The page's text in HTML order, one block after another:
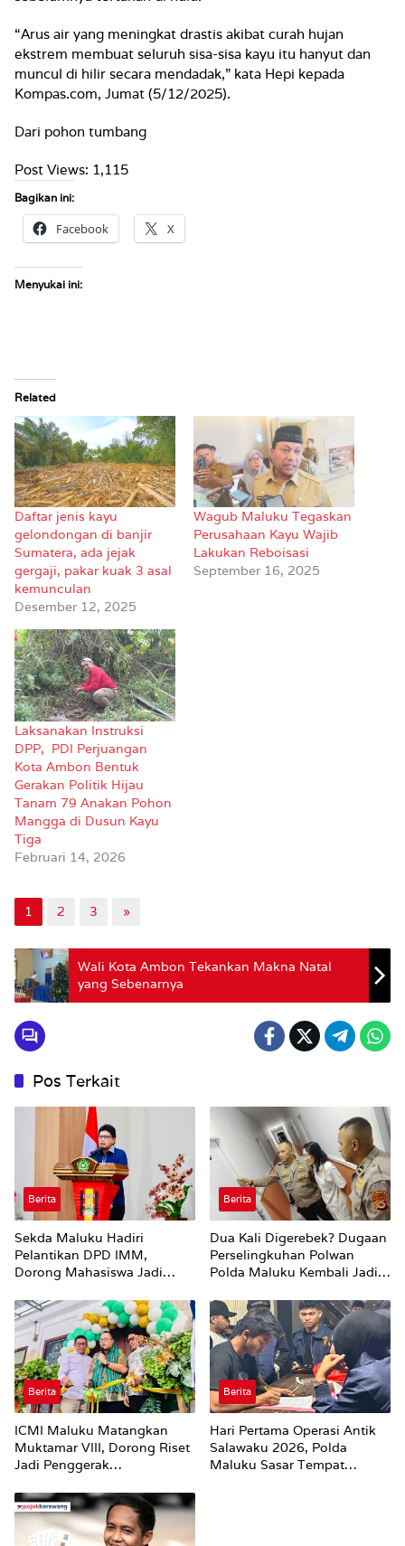
“Arus air yang meningkat drastis akibat curah hujan
ekstrem membuat seluruh sisa-sisa kayu itu hanyut dan
muncul di hilir secara mendadak,” kata Hepi kepada
Kompas.com, Jumat (5/12/2025).
Dari pohon tumbang
Post Views: 1,115
Bagikan ini:
Facebook X
Menyukai ini:
Related
Daftar jenis kayu
gelondongan di banjir
Sumatera, ada jejak
gergaji, pakar kuak 3 asal
kemunculan
Desember 12, 2025
Wagub Maluku Tegaskan
Perusahaan Kayu Wajib
Lakukan Reboisasi
September 16, 2025
Laksanakan Instruksi
DPP, PDI Perjuangan
Kota Ambon Bentuk
Gerakan Politik Hijau
Tanam 79 Anakan Pohon
Mangga di Dusun Kayu
Tiga
Februari 14, 2026
1 2 3 »
Wali Kota Ambon Tekankan Makna Natal
yang Sebenarnya
Pos Terkait
Berita
Sekda Maluku Hadiri
Pelantikan DPD IMM,
Dorong Mahasiswa Jadi
Strategis Pemerintah
Berita
Dua Kali Digerebek? Dugaan
Perselingkuhan Polwan
Polda Maluku Kembali Jadi
Berita
ICMI Maluku Matangkan
Muktamar VIII, Dorong Riset
Jadi Penggerak
Berita
Hari Pertama Operasi Antik
Salawaku 2026, Polda
Maluku Sasar Tempat